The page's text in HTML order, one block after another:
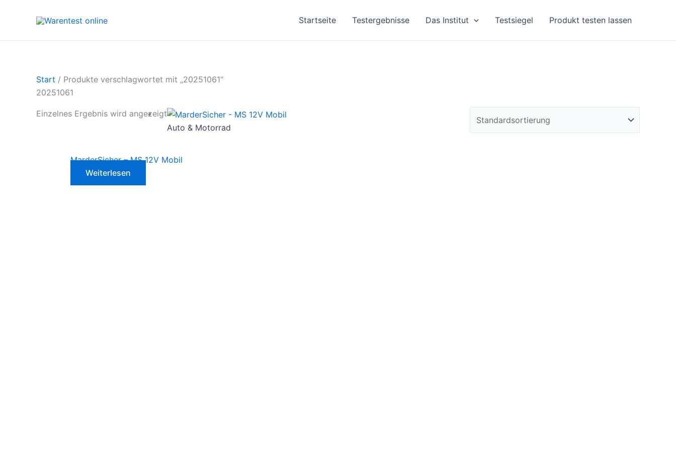
Startseite Testergebnisse Das Institut Testsiegel Produkt testen lassen
Start / Produkte verschlagwortet mit „20251061“
20251061
Einzelnes Ergebnis wird angezeigt
Auto & Motorrad
MarderSicher – MS 12V Mobil
Weiterlesen